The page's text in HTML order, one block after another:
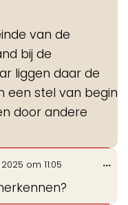
van de
bij de
liggen daar de
een stel van begin
door andere
om 11:05 ...